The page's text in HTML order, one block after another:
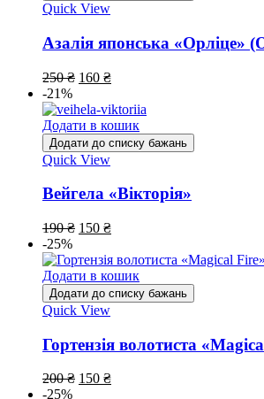
Quick View
Азалія японська «Орліце»
250₴ 160 ₴
-21%
Додати в кошик
Додати до списку бажань
Quick View
Вейгела «Вікторія»
190₴ 150 ₴
-25%
Додати в кошик
Додати до списку бажань
Quick View
Гортензія волотиста
200₴ 150 ₴
-25%